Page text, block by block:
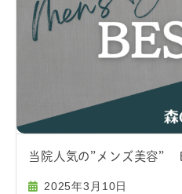
当院人気の”メンズ美容”
2025年3月10日